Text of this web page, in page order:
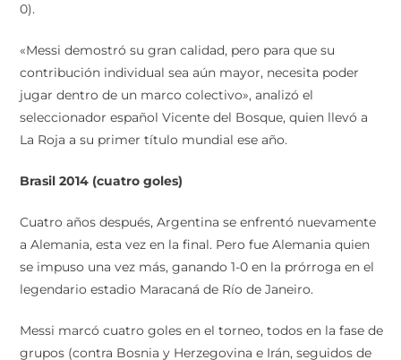
0).
«Messi demostró su gran calidad, pero para que su
contribución individual sea aún mayor, necesita poder
jugar dentro de un marco colectivo», analizó el
seleccionador español Vicente del Bosque, quien llevó a
La Roja a su primer título mundial ese año.
Brasil 2014 (cuatro goles)
Cuatro años después, Argentina se enfrentó nuevamente
a Alemania, esta vez en la final. Pero fue Alemania quien
se impuso una vez más, ganando 1-0 en la prórroga en el
legendario estadio Maracaná de Río de Janeiro.
Messi marcó cuatro goles en el torneo, todos en la fase de
grupos (contra Bosnia y Herzegovina e Irán, seguidos de